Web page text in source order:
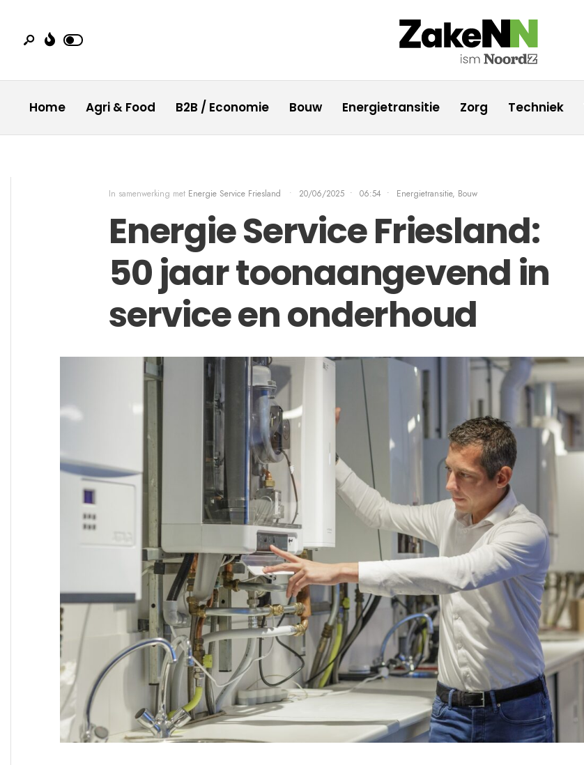
Home Agri & Food B2B / Economie Bouw Energietransitie Zorg Techniek
In samenwerking met Energie Service Friesland • 20/06/2025 • 06:54 • Energietransitie, Bouw
Energie Service Friesland:
50 jaar toonaangevend in
service en onderhoud